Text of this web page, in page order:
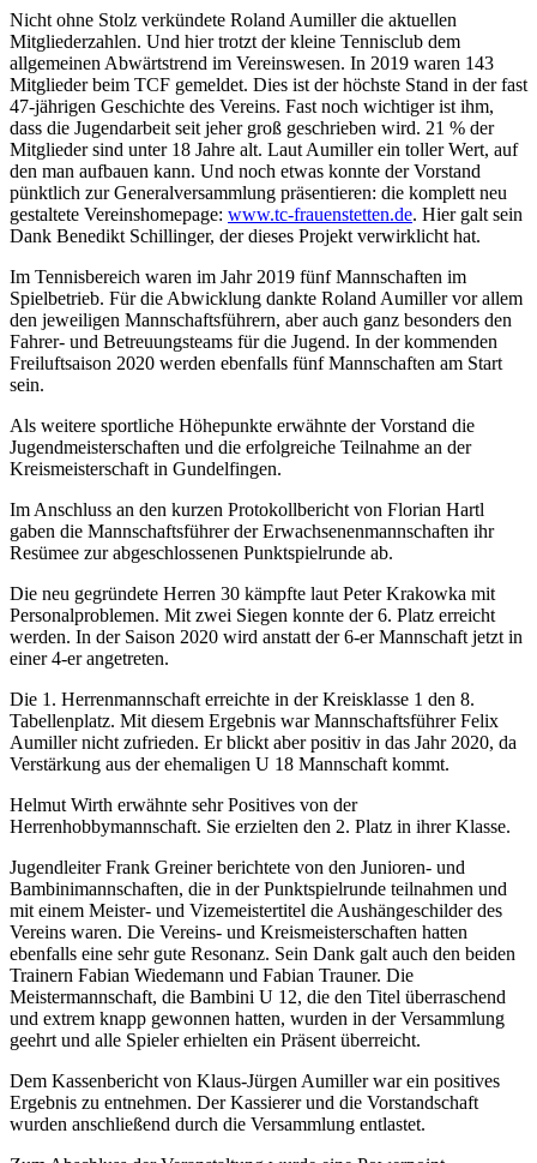
Nicht ohne Stolz verkündete Roland Aumiller die aktuellen
Mitgliederzahlen. Und hier trotzt der kleine Tennisclub dem
allgemeinen Abwärtstrend im Vereinswesen. In 2019 waren 143
Mitglieder beim TCF gemeldet. Dies ist der höchste Stand in der fast
47-jährigen Geschichte des Vereins. Fast noch wichtiger ist ihm,
dass die Jugendarbeit seit jeher groß geschrieben wird. 21 % der
Mitglieder sind unter 18 Jahre alt. Laut Aumiller ein toller Wert, auf
den man aufbauen kann. Und noch etwas konnte der Vorstand
pünktlich zur Generalversammlung präsentieren: die komplett neu
gestaltete Vereinshomepage: www.tc-frauenstetten.de. Hier galt sein
Dank Benedikt Schillinger, der dieses Projekt verwirklicht hat.
Im Tennisbereich waren im Jahr 2019 fünf Mannschaften im
Spielbetrieb. Für die Abwicklung dankte Roland Aumiller vor allem
den jeweiligen Mannschaftsführern, aber auch ganz besonders den
Fahrer- und Betreuungsteams für die Jugend. In der kommenden
Freiluftsaison 2020 werden ebenfalls fünf Mannschaften am Start
sein.
Als weitere sportliche Höhepunkte erwähnte der Vorstand die
Jugendmeisterschaften und die erfolgreiche Teilnahme an der
Kreismeisterschaft in Gundelfingen.
Im Anschluss an den kurzen Protokollbericht von Florian Hartl
gaben die Mannschaftsführer der Erwachsenenmannschaften ihr
Resümee zur abgeschlossenen Punktspielrunde ab.
Die neu gegründete Herren 30 kämpfte laut Peter Krakowka mit
Personalproblemen. Mit zwei Siegen konnte der 6. Platz erreicht
werden. In der Saison 2020 wird anstatt der 6-er Mannschaft jetzt in
einer 4-er angetreten.
Die 1. Herrenmannschaft erreichte in der Kreisklasse 1 den 8.
Tabellenplatz. Mit diesem Ergebnis war Mannschaftsführer Felix
Aumiller nicht zufrieden. Er blickt aber positiv in das Jahr 2020, da
Verstärkung aus der ehemaligen U 18 Mannschaft kommt.
Helmut Wirth erwähnte sehr Positives von der
Herrenhobbymannschaft. Sie erzielten den 2. Platz in ihrer Klasse.
Jugendleiter Frank Greiner berichtete von den Junioren- und
Bambinimannschaften, die in der Punktspielrunde teilnahmen und
mit einem Meister- und Vizemeistertitel die Aushängeschilder des
Vereins waren. Die Vereins- und Kreismeisterschaften hatten
ebenfalls eine sehr gute Resonanz. Sein Dank galt auch den beiden
Trainern Fabian Wiedemann und Fabian Trauner. Die
Meistermannschaft, die Bambini U 12, die den Titel überraschend
und extrem knapp gewonnen hatten, wurden in der Versammlung
geehrt und alle Spieler erhielten ein Präsent überreicht.
Dem Kassenbericht von Klaus-Jürgen Aumiller war ein positives
Ergebnis zu entnehmen. Der Kassierer und die Vorstandschaft
wurden anschließend durch die Versammlung entlastet.